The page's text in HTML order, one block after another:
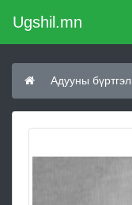
Ugshil.mn
Адууны бүртгэл